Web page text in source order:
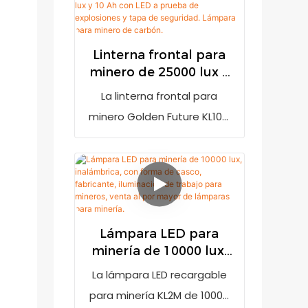
indicador de batería baja
para recordar al usuario que
debe recargarla cuando la
batería esté baja. Incorpora
una batería recargable de
iones de litio de 7800 mAh
avanzada con carcasa de
policarbonato a prueba de
balas y lente de vidrio
con un cargador con
sistema de carga
controlado por MCU, con un
tiempo de carga de hasta 8
Linterna frontal para
minero de 25000 lux y
10 Ah con LED a
prueba de explosiones
y tapa de seguridad.
de carbón.
La linterna frontal para
minero Golden Future KL10M
batería 18650 es la mejor
linterna para minería con
indicador de batería baja
la recargue cuando la
Incorpora una batería
recargable de iones de litio
Lámpara LED para
minería de 10000 lux,
inalámbrica, con
forma de casco,
fabricante, iluminación
La lámpara LED recargable
para minería KL2M de 10000